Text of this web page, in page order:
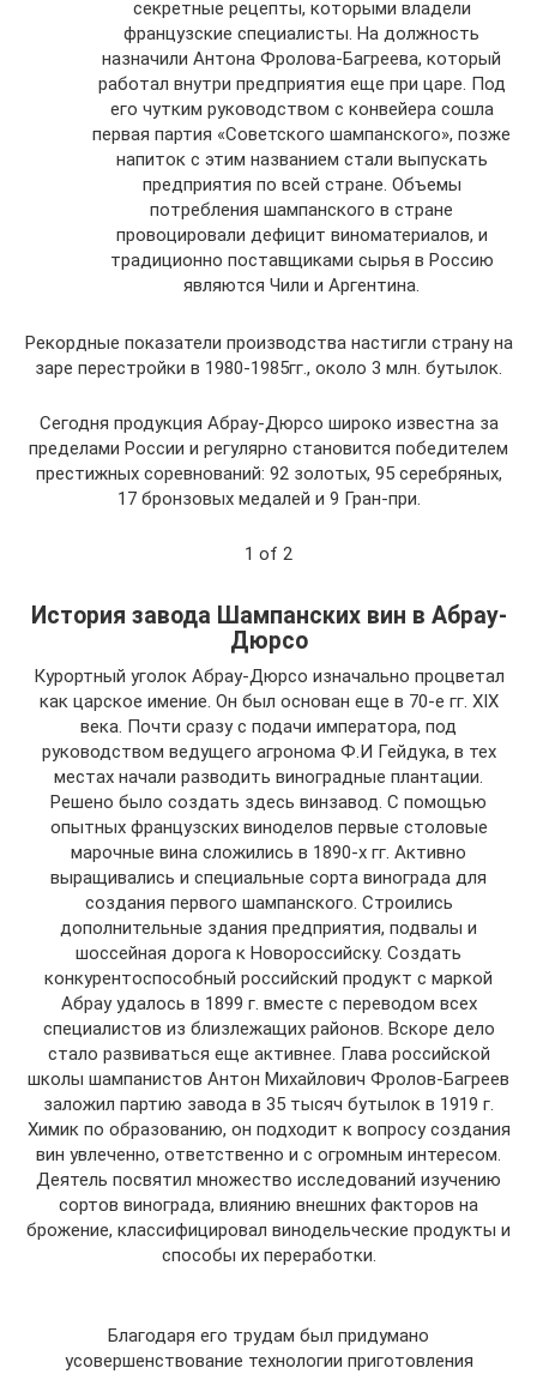
секретные рецепты, которыми владели
французские специалисты. На должность
назначили Антона Фролова-Багреева, который
работал внутри предприятия еще при царе. Под
его чутким руководством с конвейера сошла
первая партия «Советского шампанского», позже
напиток с этим названием стали выпускать
предприятия по всей стране. Объемы
потребления шампанского в стране
провоцировали дефицит виноматериалов, и
традиционно поставщиками сырья в Россию
являются Чили и Аргентина.
Рекордные показатели производства настигли страну на
заре перестройки в 1980-1985гг., около 3 млн. бутылок.
Сегодня продукция Абрау-Дюрсо широко известна за
пределами России и регулярно становится победителем
престижных соревнований: 92 золотых, 95 серебряных,
17 бронзовых медалей и 9 Гран-при.
1 of 2
История завода Шампанских вин в Абрау-
Дюрсо
Курортный уголок Абрау-Дюрсо изначально процветал
как царское имение. Он был основан еще в 70-е гг. XIX
века. Почти сразу с подачи императора, под
руководством ведущего агронома Ф.И Гейдука, в тех
местах начали разводить виноградные плантации.
Решено было создать здесь винзавод. С помощью
опытных французских виноделов первые столовые
марочные вина сложились в 1890-х гг. Активно
выращивались и специальные сорта винограда для
создания первого шампанского. Строились
дополнительные здания предприятия, подвалы и
шоссейная дорога к Новороссийску. Создать
конкурентоспособный российский продукт с маркой
Абрау удалось в 1899 г. вместе с переводом всех
специалистов из близлежащих районов. Вскоре дело
стало развиваться еще активнее. Глава российской
школы шампанистов Антон Михайлович Фролов-Багреев
заложил партию завода в 35 тысяч бутылок в 1919 г.
Химик по образованию, он подходит к вопросу создания
вин увлеченно, ответственно и с огромным интересом.
Деятель посвятил множество исследований изучению
сортов винограда, влиянию внешних факторов на
брожение, классифицировал винодельческие продукты и
способы их переработки.
Благодаря его трудам был придумано
усовершенствование технологии приготовления